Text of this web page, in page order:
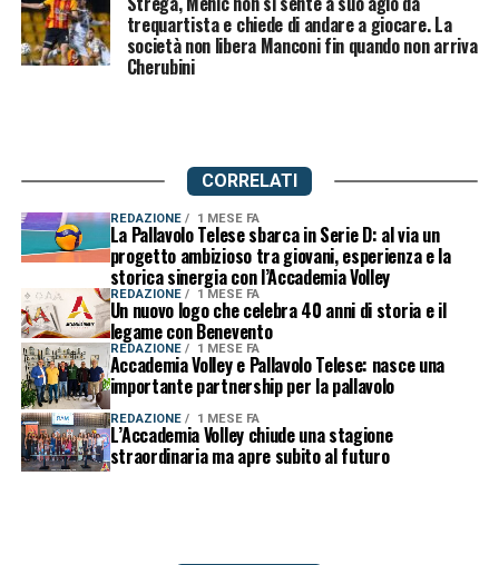
trequartista e chiede di andare a giocare. La
società non libera Manconi fin quando non arriva
Cherubini
CORRELATI
REDAZIONE 1 MESE FA
La Pallavolo Telese sbarca in Serie D: al via un
progetto ambizioso tra giovani, esperienza e la
storica sinergia con l’Accademia Volley
REDAZIONE 1 MESE FA
Un nuovo logo che celebra 40 anni di storia e il
legame con Benevento
REDAZIONE 1 MESE FA
Accademia Volley e Pallavolo Telese: nasce una
importante partnership per la pallavolo
REDAZIONE 1 MESE FA
L’Accademia Volley chiude una stagione
straordinaria ma apre subito al futuro